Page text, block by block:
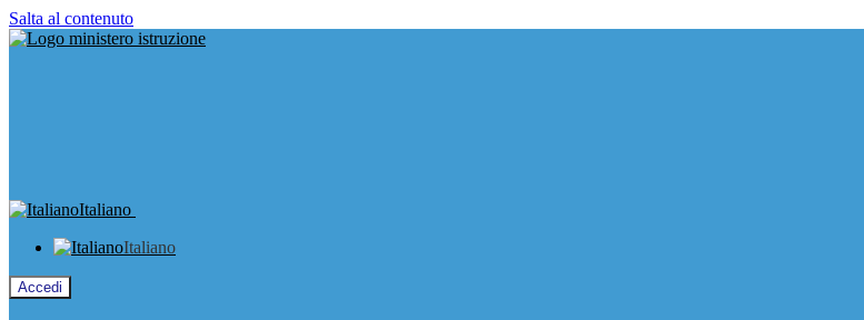
Salta al contenuto
Italiano
Italiano
Accedi